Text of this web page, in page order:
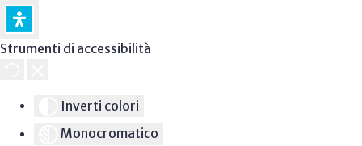
Strumenti di accessibilità
Inverti colori
Monocromatico